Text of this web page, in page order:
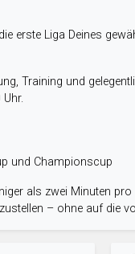
erste Liga Deines
Training und
und Championscup
als zwei Minuten
– ohne auf die